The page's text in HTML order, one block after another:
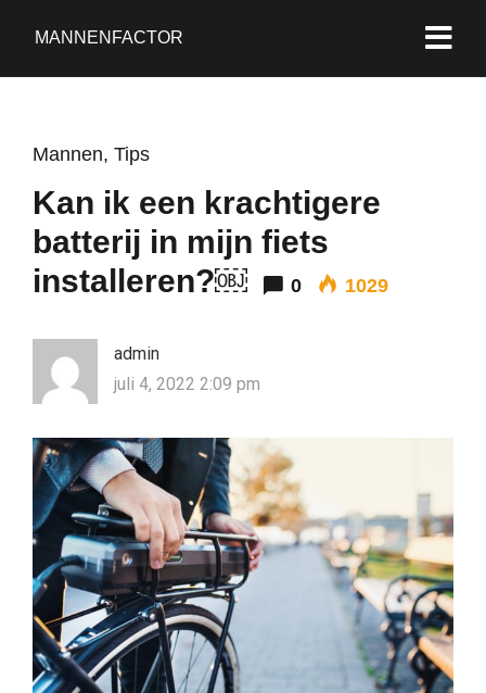
MANNENFACTOR
Mannen, Tips
Kan ik een krachtigere
batterij in mijn fiets
installeren?￼
0 1029
admin
juli 4, 2022 2:09 pm